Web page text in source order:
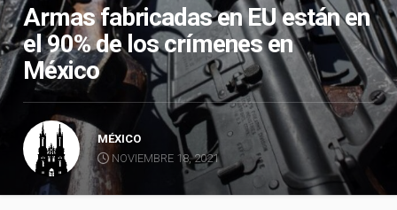
Armas fabricadas en EU están en
el 90% de los crímenes en
México
MÉXICO
NOVIEMBRE 18, 2021